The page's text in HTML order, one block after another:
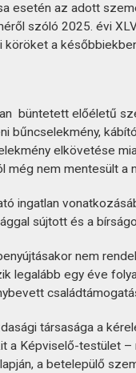
esetén az adott
szóló 2025. évi
a
büntetett előéletű
bűncselekmény,
elkövetése
nem mentesült a
ingatlan
sújtott és a
nem
legalább egy éve
társasága a
a Képviselő-
a betelepülő